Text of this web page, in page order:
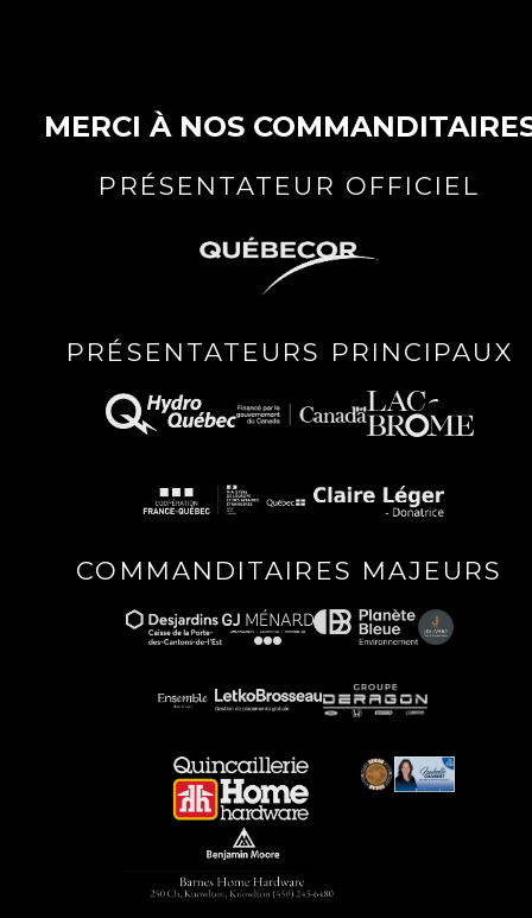
MERCI À NOS
PRÉSENTATEUR OFFICIEL
PRÉSENTATEURS PRINCIPAUX
COMMANDITAIRES MAJEURS